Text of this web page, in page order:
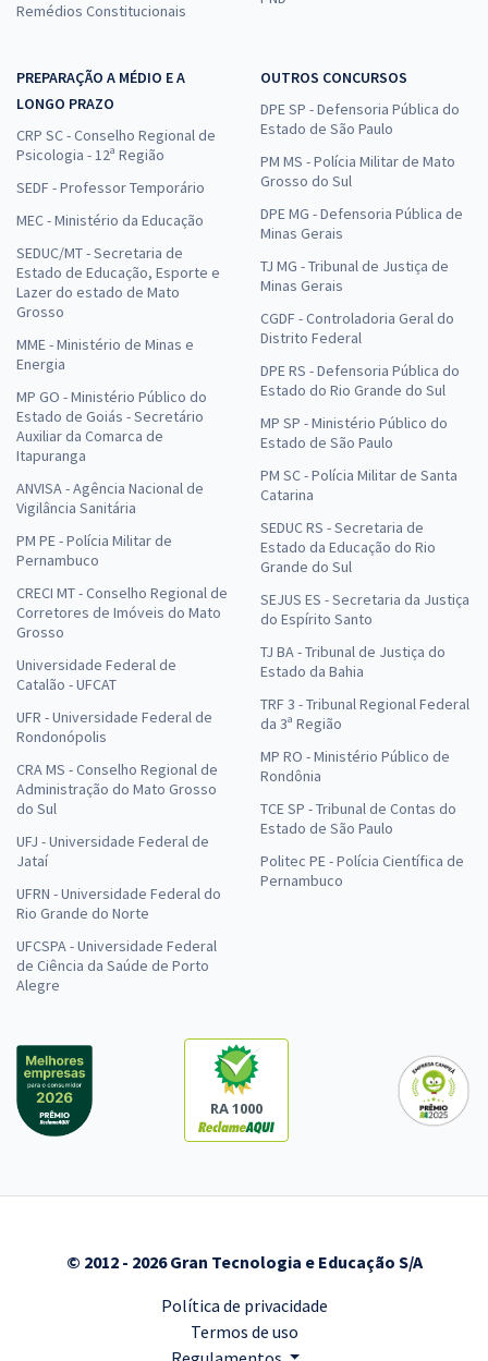
Remédios Constitucionais
PREPARAÇÃO A MÉDIO E A
LONGO PRAZO
CRP SC - Conselho Regional de
Psicologia - 12ª Região
SEDF - Professor Temporário
MEC - Ministério da Educação
SEDUC/MT - Secretaria de
Estado de Educação, Esporte e
Lazer do estado de Mato
Grosso
MME - Ministério de Minas e
Energia
MP GO - Ministério Público do
Estado de Goiás - Secretário
Auxiliar da Comarca de
Itapuranga
ANVISA - Agência Nacional de
Vigilância Sanitária
PM PE - Polícia Militar de
Pernambuco
CRECI MT - Conselho Regional de
Corretores de Imóveis do Mato
Grosso
Universidade Federal de
Catalão - UFCAT
UFR - Universidade Federal de
Rondonópolis
CRA MS - Conselho Regional de
Administração do Mato Grosso
do Sul
UFJ - Universidade Federal de
Jataí
UFRN - Universidade Federal do
Rio Grande do Norte
UFCSPA - Universidade Federal
de Ciência da Saúde de Porto
Alegre
OUTROS CONCURSOS
DPE SP - Defensoria Pública do
Estado de São Paulo
PM MS - Polícia Militar de Mato
Grosso do Sul
DPE MG - Defensoria Pública de
Minas Gerais
TJ MG - Tribunal de Justiça de
Minas Gerais
CGDF - Controladoria Geral do
Distrito Federal
DPE RS - Defensoria Pública do
Estado do Rio Grande do Sul
MP SP - Ministério Público do
Estado de São Paulo
PM SC - Polícia Militar de Santa
Catarina
SEDUC RS - Secretaria de
Estado da Educação do Rio
Grande do Sul
SEJUS ES - Secretaria da Justiça
do Espírito Santo
TJ BA - Tribunal de Justiça do
Estado da Bahia
TRF 3 - Tribunal Regional Federal
da 3ª Região
MP RO - Ministério Público de
Rondônia
TCE SP - Tribunal de Contas do
Estado de São Paulo
Politec PE - Polícia Científica de
Pernambuco
RA 1000
© 2012 - 2026 Gran Tecnologia e Educação S/A
Política de privacidade
Termos de uso